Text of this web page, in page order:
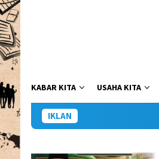
KABAR KITA USAHA KITA
IKLAN